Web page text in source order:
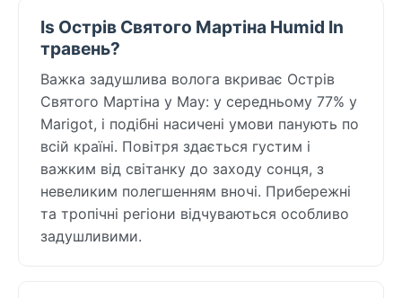
Is Острів Святого Мартіна Humid In
травень?
Важка задушлива волога вкриває Острів
Святого Мартіна у May: у середньому 77% у
Marigot, і подібні насичені умови панують по
всій країні. Повітря здається густим і
важким від світанку до заходу сонця, з
невеликим полегшенням вночі. Прибережні
та тропічні регіони відчуваються особливо
задушливими.